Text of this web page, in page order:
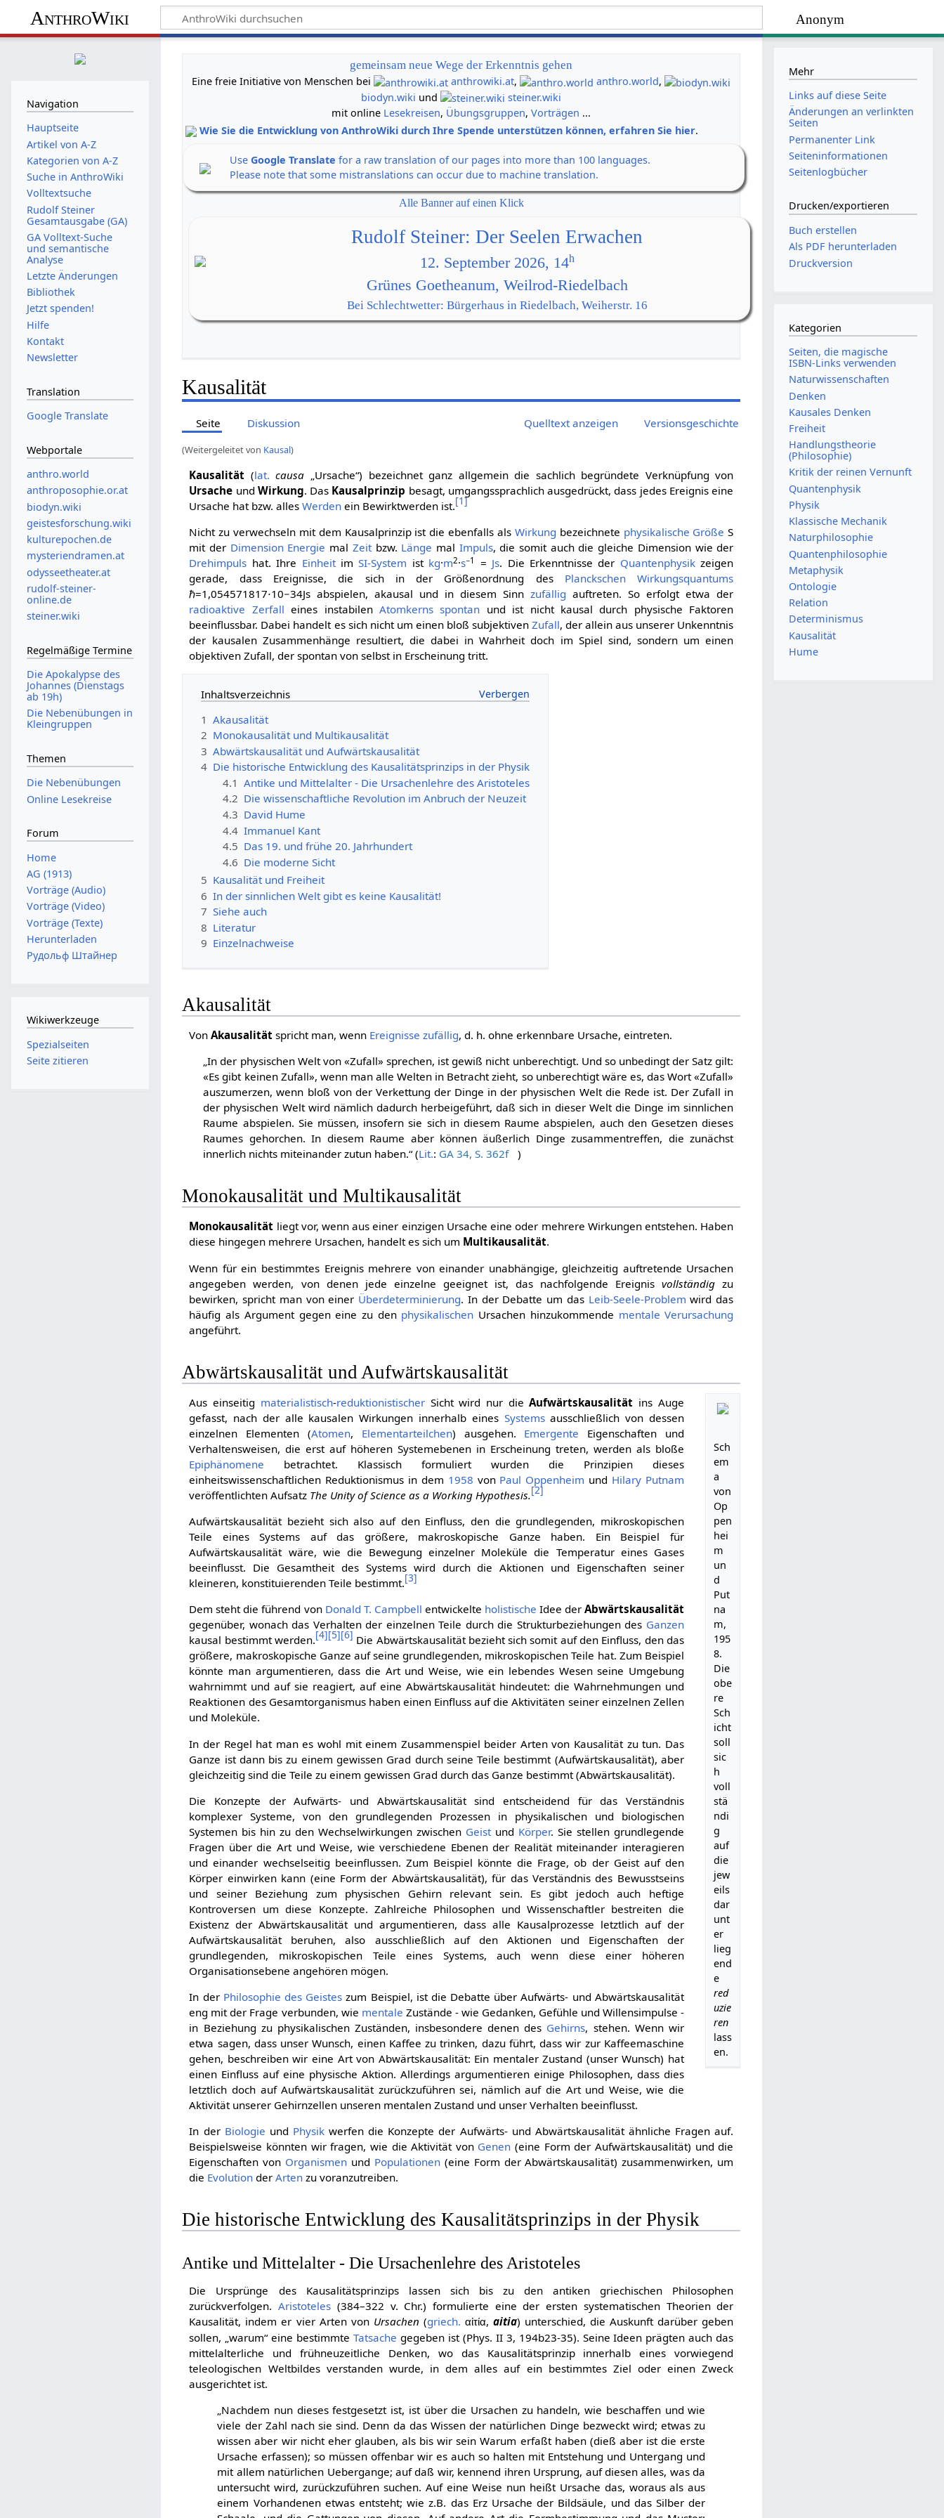
Anonym
AnthroWiki
gemeinsam neue Wege der Erkenntnis gehen
Eine freie Initiative von Menschen bei
anthrowiki.at, anthro.world,
biodyn.wiki und
steiner.wiki
mit online Lesekreisen, Übungsgruppen,Vorträgen ...
Wie Sie die Entwicklung von AnthroWiki durch Ihre Spende unterstützen können, erfahren Sie hier.
UseGoogle Translate for a raw translation of our pages into more than 100 languages.
Please note that some mistranslations can occur due to machine translation.
Alle Banner auf einen Klick
Rudolf Steiner: Der Seelen Erwachen
12. September 2026, 14h
Grünes Goetheanum, Weilrod-Riedelbach
Bei Schlechtwetter: Bürgerhaus in Riedelbach, Weiherstr. 16
Kausalität
Seite Diskussion Quelltext anzeigen Versionsgeschichte
(Weitergeleitet von Kausal)
Kausalität (lat. causa „Ursache“) bezeichnet ganz allgemein die sachlich begründete Verknüpfung von
Ursache und Wirkung. Das Kausalprinzip besagt, umgangssprachlich ausgedrückt, dass jedes Ereignis eine
Ursache hat bzw. allesWerden ein Bewirktwerden ist.[1]
Nicht zu verwechseln mit dem Kausalprinzip ist die ebenfalls als Wirkung bezeichnete physikalische Größe S
mit der Dimension Energie mal Zeitbzw. Länge mal Impuls, die somit auch die gleiche Dimension wie der
Drehimpuls hat. Ihre EinheitimSI-System ist kg·m2·s−1 = Js. Die Erkenntnisse der Quantenphysikzeigen
gerade, dass Ereignisse, die sich in der Größenordnung des Planckschen Wirkungsquantums
ℏ=1 ,054571817⋅10−34Js abspielen, akausal und in diesem Sinnzufällig auftreten. So erfolgt etwa der
radioaktive Zerfall eines instabilen Atomkerns spontan und ist nicht kausal durch physische Faktoren
beeinflussbar. Dabei handelt es sich nicht um einen bloß subjektiven Zufall, der allein aus unserer Unkenntnis
der kausalen Zusammenhänge resultiert, die dabei in Wahrheit doch im Spiel sind, sondern um einen
objektiven Zufall, der spontan von selbst in Erscheinung tritt.
Inhaltsverzeichnis
1 Akausalität
2 Monokausalität und Multikausalität
3 Abwärtskausalität und Aufwärtskausalität
4 Die historische Entwicklung des Kausalitätsprinzips in der Physik
4.1 Antike und Mittelalter - Die Ursachenlehre des Aristoteles
4.2 Die wissenschaftliche Revolution im Anbruch der Neuzeit
4.3 David Hume
4.4 Immanuel Kant
4.5 Das 19. und frühe 20. Jahrhundert
4.6 Die moderne Sicht
5 Kausalität und Freiheit
6 In der sinnlichen Welt gibt es keine Kausalität!
7 Siehe auch
8 Literatur
9 Einzelnachweise
Akausalität
VonAkausalität spricht man, wenn Ereignisse zufällig, d. h. ohne erkennbare Ursache, eintreten.
„In der physischen Welt von «Zufall» sprechen, ist gewiß nicht unberechtigt. Und so unbedingt der Satz gilt:
«Es gibt keinen Zufall», wenn man alle Welten in Betracht zieht, so unberechtigt wäre es, das Wort «Zufall»
auszumerzen, wenn bloß von der Verkettung der Dinge in der physischen Welt die Rede ist. Der Zufall in
der physischen Welt wird nämlich dadurch herbeigeführt, daß sich in dieser Welt die Dinge im sinnlichen
Raume abspielen. Sie müssen, insofern sie sich in diesem Raume abspielen, auch den Gesetzen dieses
Raumes gehorchen. In diesem Raume aber können äußerlich Dinge zusammentreffen, die zunächst
innerlich nichts miteinander zutun haben.“ (Lit.: GA 34, S. 362f )
Monokausalität und Multikausalität
Monokausalität liegt vor, wenn aus einer einzigen Ursache eine oder mehrere Wirkungen entstehen. Haben
diese hingegen mehrere Ursachen, handelt es sich um Multikausalität.
Wenn für ein bestimmtes Ereignis mehrere von einander unabhängige, gleichzeitig auftretende Ursachen
angegeben werden, von denen jede einzelne geeignet ist, das nachfolgende Ereignisvollständig zu
bewirken, spricht man von einer Überdeterminierung. In der Debatte um das Leib-Seele-Problem wird das
häufig als Argument gegen eine zu den physikalischen Ursachen hinzukommende mentale Verursachung
angeführt.
Abwärtskausalität und Aufwärtskausalität
Sch
em
a
von
Op
pen
hei
m
un
d
Put
na
m,
195
8.
Die
obe
re
Sch
icht
soll
sic
h
voll
stä
ndi
g
auf
die
jew
eils
dar
unt
er
lieg
end
e
red
uzie
ren
lass
en.
Aus einseitig materialistisch-reduktionistischerSicht wird nur dieAufwärtskausalität ins Auge
gefasst, nach der alle kausalen Wirkungen innerhalb eines Systemsausschließlich von dessen
einzelnen Elementen (Atomen, Elementarteilchen) ausgehen. Emergente Eigenschaften und
Verhaltensweisen, die erst auf höheren Systemebenen in Erscheinung treten, werden als bloße
Epiphänomene betrachtet. Klassisch formuliert wurden die Prinzipien dieses
einheitswissenschaftlichen Reduktionismus in dem 1958 von Paul Oppenheim und Hilary Putnam
veröffentlichten Aufsatz The Unity of Science as a Working Hypothesis.[2]
Aufwärtskausalität bezieht sich also auf den Einfluss, den die grundlegenden, mikroskopischen
Teile eines Systems auf das größere, makroskopische Ganze haben. Ein Beispiel für
Aufwärtskausalität wäre, wie die Bewegung einzelner Moleküle die Temperatur eines Gases
beeinflusst. Die Gesamtheit des Systems wird durch die Aktionen und Eigenschaften seiner
kleineren, konstituierenden Teile bestimmt.[3]
Dem steht die führend von Donald T. Campbell entwickelte holistische Idee der Abwärtskausalität
gegenüber, wonach das Verhalten der einzelnen Teile durch die Strukturbeziehungen des Ganzen
kausal bestimmt werden.[4][5][6] Die Abwärtskausalität bezieht sich somit auf den Einfluss, den das
größere, makroskopische Ganze auf seine grundlegenden, mikroskopischen Teile hat. Zum Beispiel
könnte man argumentieren, dass die Art und Weise, wie ein lebendes Wesen seine Umgebung
wahrnimmt und auf sie reagiert, auf eine Abwärtskausalität hindeutet: die Wahrnehmungen und
Reaktionen des Gesamtorganismus haben einen Einfluss auf die Aktivitäten seiner einzelnen Zellen
und Moleküle.
In der Regel hat man es wohl mit einem Zusammenspiel beider Arten von Kausalität zu tun. Das
Ganze ist dann bis zu einem gewissen Grad durch seine Teile bestimmt (Aufwärtskausalität), aber
gleichzeitig sind die Teile zu einem gewissen Grad durch das Ganze bestimmt (Abwärtskausalität).
Die Konzepte der Aufwärts- und Abwärtskausalität sind entscheidend für das Verständnis
komplexer Systeme, von den grundlegenden Prozessen in physikalischen und biologischen
Systemen bis hin zu den Wechselwirkungen zwischen Geist und Körper. Sie stellen grundlegende
Fragen über die Art und Weise, wie verschiedene Ebenen der Realität miteinander interagieren
und einander wechselseitig beeinflussen. Zum Beispiel könnte die Frage, ob der Geist auf den
Körper einwirken kann (eine Form der Abwärtskausalität), für das Verständnis des Bewusstseins
und seiner Beziehung zum physischen Gehirn relevant sein. Es gibt jedoch auch heftige
Kontroversen um diese Konzepte. Zahlreiche Philosophen und Wissenschaftler bestreiten die
Existenz der Abwärtskausalität und argumentieren, dass alle Kausalprozesse letztlich auf der
Aufwärtskausalität beruhen, also ausschließlich auf den Aktionen und Eigenschaften der
grundlegenden, mikroskopischen Teile eines Systems, auch wenn diese einer höheren
Organisationsebene angehören mögen.
In der Philosophie des Geistes zum Beispiel, ist die Debatte über Aufwärts- und Abwärtskausalität
eng mit der Frage verbunden, wie mentale Zustände - wie Gedanken, Gefühle und Willensimpulse -
in Beziehung zu physikalischen Zuständen, insbesondere denen des Gehirns, stehen. Wenn wir
etwa sagen, dass unser Wunsch, einen Kaffee zu trinken, dazu führt, dass wir zur Kaffeemaschine
gehen, beschreiben wir eine Art von Abwärtskausalität: Ein mentaler Zustand (unser Wunsch) hat
einen Einfluss auf eine physische Aktion. Allerdings argumentieren einige Philosophen, dass dies
letztlich doch auf Aufwärtskausalität zurückzuführen sei, nämlich auf die Art und Weise, wie die
Aktivität unserer Gehirnzellen unseren mentalen Zustand und unser Verhalten beeinflusst.
In der Biologie und Physikwerfen die Konzepte der Aufwärts- und Abwärtskausalität ähnliche Fragen auf.
Beispielsweise könnten wir fragen, wie die Aktivität von Genen (eine Form der Aufwärtskausalität) und die
Eigenschaften von Organismen und Populationen(eine Form der Abwärtskausalität) zusammenwirken, um
die Evolution derArten zu voranzutreiben.
Die historische Entwicklung des Kausalitätsprinzips in der Physik
Antike und Mittelalter - Die Ursachenlehre des Aristoteles
Die Ursprünge des Kausalitätsprinzips lassen sich bis zu den antiken griechischen Philosophen
zurückverfolgen.Aristoteles (384–322 v. Chr.) formulierte eine der ersten systematischen Theorien der
Kausalität, indem er vier Arten von Ursachen (griech. αἰτία, aitia) unterschied, die Auskunft darüber geben
sollen, „warum“ eine bestimmteTatsache gegeben ist (Phys. II 3, 194b23-35). Seine Ideen prägten auch das
mittelalterliche und frühneuzeitliche Denken, wo das Kausalitätsprinzip innerhalb eines vorwiegend
teleologischen Weltbildes verstanden wurde, in dem alles auf ein bestimmtes Ziel oder einen Zweck
ausgerichtet ist.
„Nachdem nun dieses festgesetzt ist, ist über die Ursachen zu handeln, wie beschaffen und wie
viele der Zahl nach sie sind. Denn da das Wissen der natürlichen Dinge bezweckt wird; etwas zu
wissen aber wir nicht eher glauben, als bis wir sein Warum erfaßt haben (dieß aber ist die erste
Ursache erfassen); so müssen offenbar wir es auch so halten mit Entstehung und Untergang und
mit allem natürlichen Uebergange; auf daß wir, kennend ihren Ursprung, auf diesen alles, was da
untersucht wird, zurückzuführen suchen. Auf eine Weise nun heißt Ursache das, woraus als aus
einem Vorhandenen etwas entsteht; wie z.B. das Erz Ursache der Bildsäule, und das Silber der
Navigation
Hauptseite
Artikel von A-Z
Kategorien von A-Z
Suche in AnthroWiki
Volltextsuche
Rudolf Steiner
Gesamtausgabe (GA)
GA Volltext-Suche
und semantische
Analyse
Letzte Änderungen
Bibliothek
Jetzt spenden!
Hilfe
Kontakt
Newsletter
Translation
Google Translate
Webportale
anthro.world
anthroposophie.or.at
biodyn.wiki
geistesforschung.wiki
kulturepochen.de
mysteriendramen.at
odysseetheater.at
rudolf-steiner-
online.de
steiner.wiki
Regelmäßige Termine
Die Apokalypse des
Johannes (Dienstags
ab 19h)
Die Nebenübungen in
Kleingruppen
Themen
Die Nebenübungen
Online Lesekreise
Forum
Home
AG (1913)
Vorträge (Audio)
Vorträge (Video)
Vorträge (Texte)
Herunterladen
Рудольф Штайнер
Wikiwerkzeuge
Spezialseiten
Seite zitieren
Mehr
Links auf diese Seite
Änderungen an verlinkten
Seiten
Permanenter Link
Seiten­­informationen
Seitenlogbücher
Drucken/­exportieren
Buch erstellen
Als PDF herunterladen
Druckversion
Kategorien
Seiten, die magische
ISBN-Links verwenden
Naturwissenschaften
Denken
Kausales Denken
Freiheit
Handlungstheorie
(Philosophie)
Kritik der reinen Vernunft
Quantenphysik
Physik
Klassische Mechanik
Naturphilosophie
Quantenphilosophie
Metaphysik
Ontologie
Relation
Determinismus
Kausalität
Hume